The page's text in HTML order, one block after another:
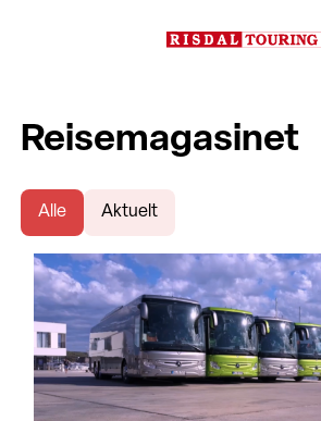
Reisemagasinet
Alle Aktuelt